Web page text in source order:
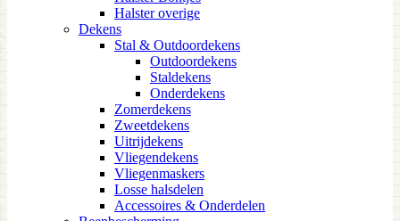
Halster overige
Dekens
Stal & Outdoordekens
Outdoordekens
Staldekens
Onderdekens
Zomerdekens
Zweetdekens
Uitrijdekens
Vliegendekens
Vliegenmaskers
Losse halsdelen
Accessoires & Onderdelen